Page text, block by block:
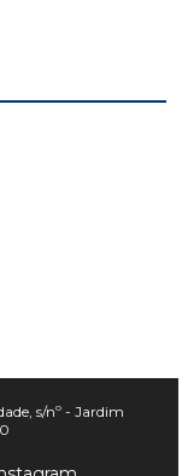
s/nº - Jardim